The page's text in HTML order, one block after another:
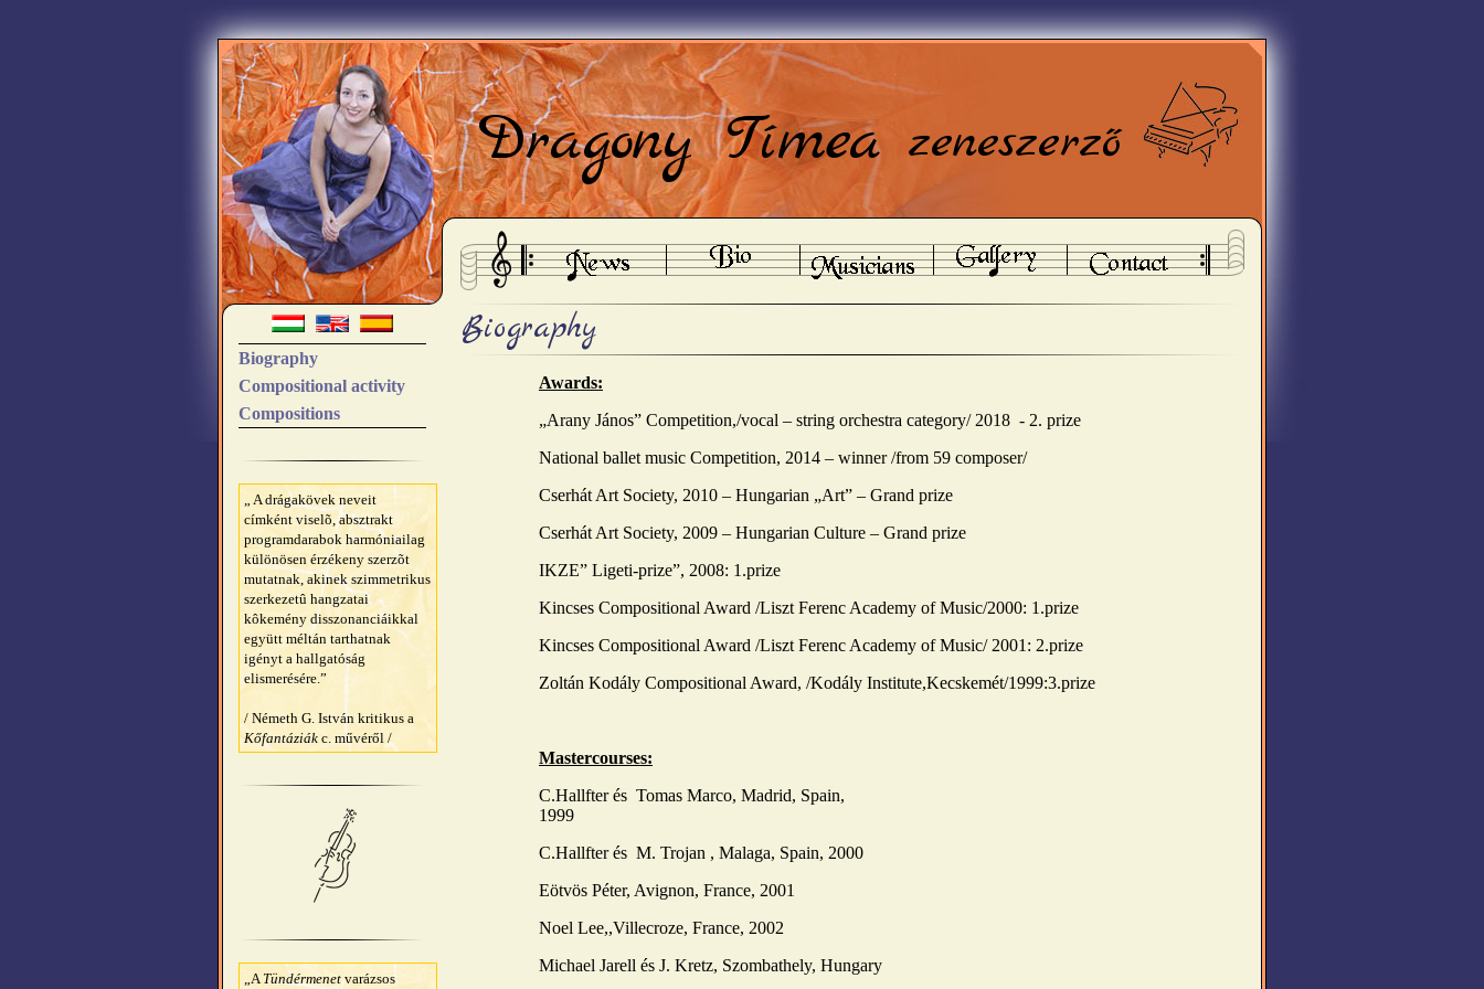
Dragony Tímea zeneszerző
Biography
Compositional activity
Compositions
„ A drágakövek neveit
címként viselõ, absztrakt
programdarabok harmóniailag
különösen érzékeny szerzõt
mutatnak, akinek szimmetrikus
szerkezetû hangzatai
kôkemény disszonanciáikkal
együtt méltán tarthatnak
igényt a hallgatóság
elismerésére.”
/ Németh G. István kritikus a
Kőfantáziák c. művéről /
„ATündérmenetvarázsos
Biography
Awards:
„Arany János” Competition,/vocal – string orchestra category/ 2018 - 2. prize
National ballet music Competition, 2014 – winner /from 59 composer/
Cserhát Art Society, 2010 – Hungarian „Art” – Grand prize
Cserhát Art Society, 2009 – Hungarian Culture – Grand prize
IKZE” Ligeti-prize”, 2008: 1.prize
Kincses Compositional Award /Liszt Ferenc Academy of Music/2000: 1.prize
Kincses Compositional Award /Liszt Ferenc Academy of Music/ 2001: 2.prize
Zoltán Kodály Compositional Award, /Kodály Institute,Kecskemét/1999:3.prize
Mastercourses:
C.Hallfter és Tomas Marco, Madrid, Spain,
1999
C.Hallfter és M. Trojan , Malaga, Spain, 2000
Eötvös Péter, Avignon, France, 2001
Noel Lee,,Villecroze, France, 2002
Michael Jarell és J. Kretz, Szombathely, Hungary